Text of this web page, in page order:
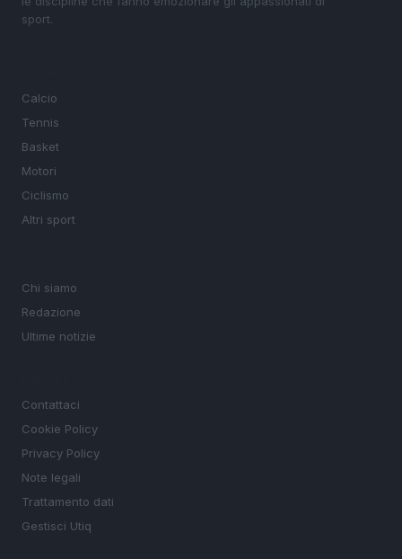
sport.
Calcio
Tennis
Basket
Motori
Ciclismo
Altri sport
Chi siamo
Redazione
Ultime notizie
Contattaci
Cookie Policy
Privacy Policy
Note legali
Trattamento dati
Gestisci Utiq